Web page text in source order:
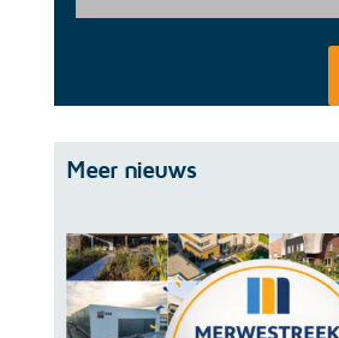
Meer nieuws